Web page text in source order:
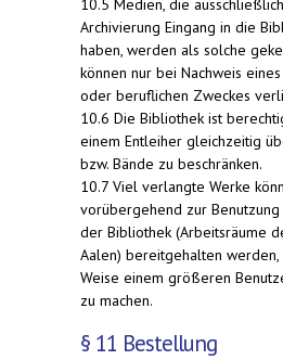
10.5 Medien, die
Archivierung Eingang in die
haben, werden als solche
können nur bei Nachweis
oder beruflichen Zweckes
10.6 Die Bibliothek ist
einem Entleiher gleichzeitig
bzw. Bände zu beschränken.
10.7 Viel verlangte Werke
vorübergehend zur Benutzung
der Bibliothek (Arbeitsräume
Aalen) bereitgehalten
Weise einem größeren
zu machen.
§ 11 Bestellung